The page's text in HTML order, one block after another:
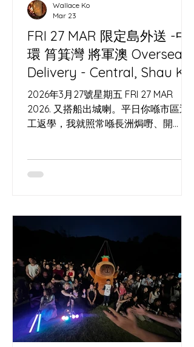
FRI 27 MAR 限定島外送 -中
環 筲箕灣 將軍澳 Oversea
Delivery - Central, Shau Kei
Wan, Tseung Kwan O
2026年3月27號星期五 FRI 27 MAR
2026. 又搭船出城喇。平日你喺市區返
工返學，我就照常喺長洲焗嘢、開
Wallace Ko
Mar 23